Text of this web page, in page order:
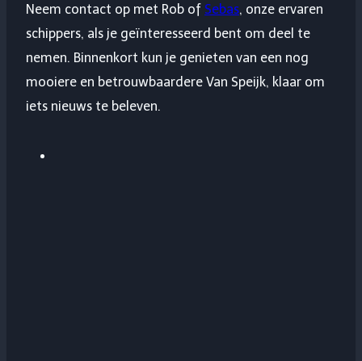
Neem contact op met Rob of Sebas, onze ervaren
schippers, als je geïnteresseerd bent om deel te
nemen. Binnenkort kun je genieten van een nog
mooiere en betrouwbaardere Van Speijk, klaar om
iets nieuws te beleven.